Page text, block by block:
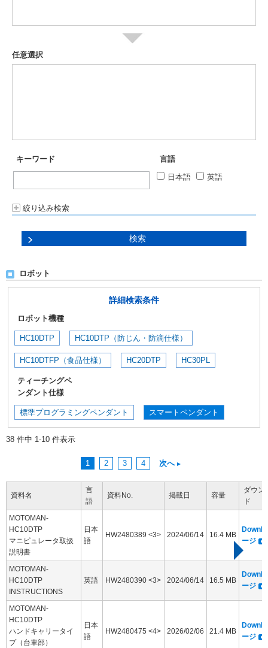
任意選択
キーワード
言語
日本語
英語
絞り込み検索
ロボット
詳細検索条件
ロボット機種
HC10DTP HC10DTP（防じん・防滴仕様）
HC10DTFP（食品仕様） HC20DTP HC30PL
ティーチングペ
ンダント仕様
標準プログラミングペンダント スマートペンダント
38 件中 1-10 件表示
1 2 3 4 次へ
資料名
言
語
資料No. 掲載日 容量
ダウン
ド
MOTOMAN-
HC10DTP
マニピュレータ取扱
説明書
日本
語
HW2480389 <3> 2024/06/14 16.4 MB
ージ
MOTOMAN-
HC10DTP
INSTRUCTIONS
英語 HW2480390 <3> 2024/06/14 16.5 MB
ージ
MOTOMAN-
HC10DTP
ハンドキャリータイ
プ（台車部）
日本
語
HW2480475 <4> 2026/02/06 21.4 MB
ージ